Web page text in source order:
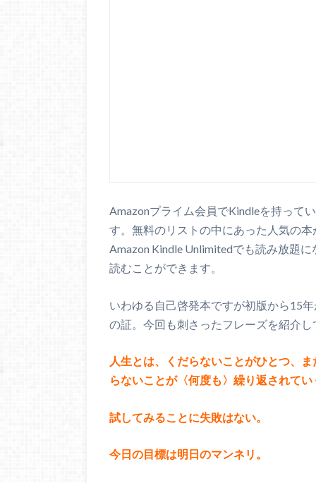
Amazonプライム会員でKindleを持って
す。無料のリストの中にあった人気の
Amazon Kindle Unlimitedでも読み放題
読むことができます。
いわゆる自己啓発本ですが初版から15
の証。今回も刺さったフレーズを紹介
人生とは、くだらないことがひとつ、
らないことが〈何度も〉繰り返されて
試してみることに失敗はない。
今日の目標は明日のマンネリ。